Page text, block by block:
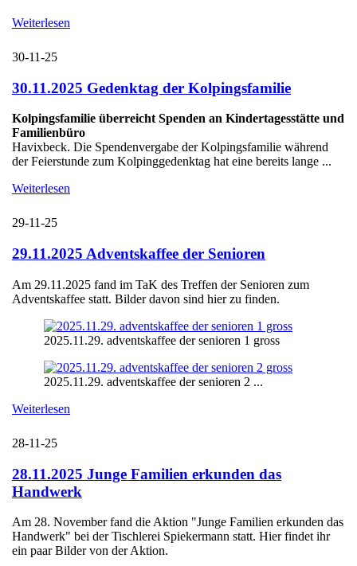
Weiterlesen
30-11-25
30.11.2025 Gedenktag der Kolpingsfamilie
Kolpingsfamilie überreicht Spenden an Kindertagesstätte und
Familienbüro
Havixbeck. Die Spendenvergabe der Kolpingsfamilie während
der Feierstunde zum Kolpinggedenktag hat eine bereits lange ...
Weiterlesen
29-11-25
29.11.2025 Adventskaffee der Senioren
Am 29.11.2025 fand im TaK des Treffen der Senioren zum
Adventskaffee statt. Bilder davon sind hier zu finden.
2025.11.29. adventskaffee der senioren 1 gross
2025.11.29. adventskaffee der senioren 2 ...
Weiterlesen
28-11-25
28.11.2025 Junge Familien erkunden das
Handwerk
Am 28. November fand die Aktion "Junge Familien erkunden das
Handwerk" bei der Tischlerei Spiekermann statt. Hier findet ihr
ein paar Bilder von der Aktion.